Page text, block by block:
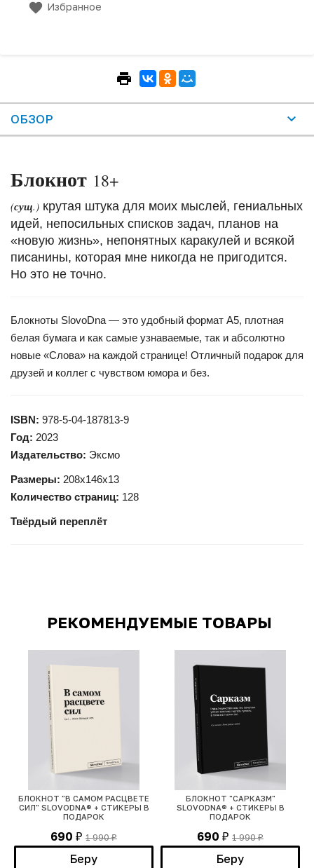
Избранное
ОБЗОР
Блокнот 18+
(сущ.) крутая штука для моих мыслей, гениальных
идей, непосильных списков задач, планов на
«новую жизнь», непонятных каракулей и всякой
писанины, которая мне никогда не пригодится.
Но это не точно.
Блокноты SlovoDna — это удобный формат А5, плотная
белая бумага и как самые узнаваемые, так и абсолютно
новые «Слова» на каждой странице! Отличный подарок для
друзей и коллег с чувством юмора и без.
ISBN: 978-5-04-187813-9
Год: 2023
Издательство: Эксмо
Размеры: 208х146х13
Количество страниц: 128
Твёрдый переплёт
РЕКОМЕНДУЕМЫЕ ТОВАРЫ
БЛОКНОТ "В САМОМ РАСЦВЕТЕ
СИЛ" SLOVODNA® + СТИКЕРЫ В
ПОДАРОК
690 ₽ 1 990₽
Беру
БЛОКНОТ "САРКАЗМ"
SLOVODNA® + СТИКЕРЫ В
ПОДАРОК
690 ₽ 1 990₽
Беру